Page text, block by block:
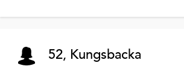
52, Kungsbacka